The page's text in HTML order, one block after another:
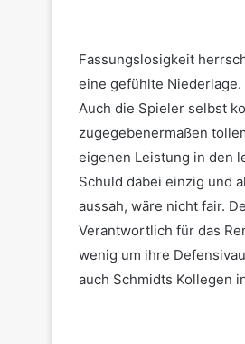
Fassungslosigkeit
eine gefühlte Niederlage.
Auch die Spieler selbst
zugegebenermaßen
eigenen Leistung in den
Schuld dabei einzig und
aussah, wäre nicht fair.
Verantwortlich für das
wenig um ihre
auch Schmidts Kollegen